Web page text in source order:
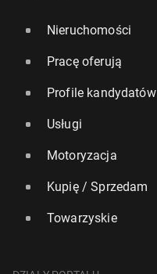
Nieruchomości
Pracę oferują
Profile kandydatów
Usługi
Motoryzacja
Kupię / Sprzedam
Towarzyskie